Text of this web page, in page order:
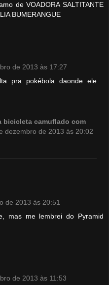
de VOADORA SALTITANTE
BUMERANGUE
de 2013 às 17:27
pra pokébola daonde ele
bicicleta camuflado com
dezembro de 2013 às 20:02
de 2013 às 20:51
mas me lembrei do Pyramid
de 2013 às 11:53